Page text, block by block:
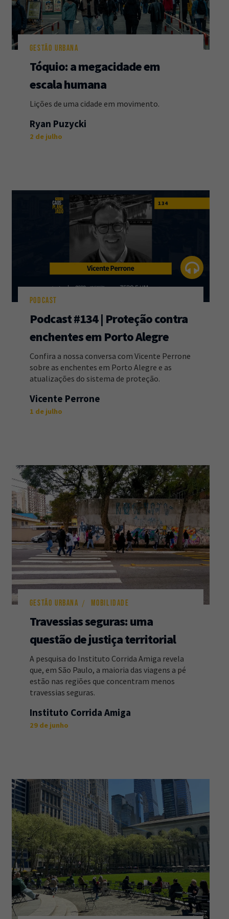
GESTÃO URBANA
Tóquio: a megacidade em
escala humana
Lições de uma cidade em movimento.
Ryan Puzycki
2 de julho
PODCAST
Podcast #134 | Proteção contra
enchentes em Porto Alegre
Confira a nossa conversa com Vicente Perrone
sobre as enchentes em Porto Alegre e as
atualizações do sistema de proteção.
Vicente Perrone
1 de julho
GESTÃO URBANA MOBILIDADE
Travessias seguras: uma
questão de justiça territorial
A pesquisa do Instituto Corrida Amiga revela
que, em São Paulo, a maioria das viagens a pé
estão nas regiões que concentram menos
travessias seguras.
Instituto Corrida Amiga
29 de junho